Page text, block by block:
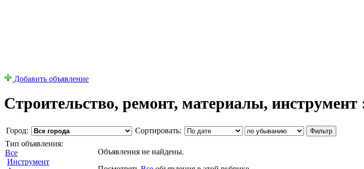
Добавить объявление
Строительство, ремонт, материалы,
Город:
Сортировать:
Тип объявления:
Все
Инструмент
Объявления не найдены.